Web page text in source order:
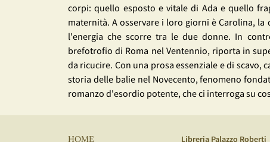
corpi: quello esposto e vitale di Ada e quello
maternità. A osservare i loro giorni è Carolina,
l'energia che scorre tra le due donne. In
brefotrofio di Roma nel Ventennio, riporta in
da ricucire. Con una prosa essenziale e di scavo,
storia delle balie nel Novecento, fenomeno
romanzo d'esordio potente, che ci interroga su
HOME Libreria Palazzo Roberti